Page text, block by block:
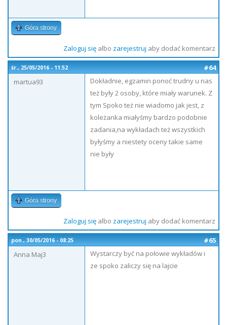
Góra strony
Zaloguj sięalbo zarejestruj aby dodać komentarz
śr., 25/05/2016 - 11:52
#64
martua93
Dokładnie, egzamin ponoć trudny u nas
też były 2 osoby, które miały warunek. Z
tym Spoko też nie wiadomo jak jest, z
koleżanka miałyśmy bardzo podobnie
zadania,na wykładach też wszystkich
byłyśmy a niestety oceny takie same
nie były
Góra strony
Zaloguj sięalbo zarejestruj aby dodać komentarz
pon., 30/05/2016 - 08:25
#65
Anna Maj3
Wystarczy być na połowie wykładów i
ze spoko zaliczy się na lajcie